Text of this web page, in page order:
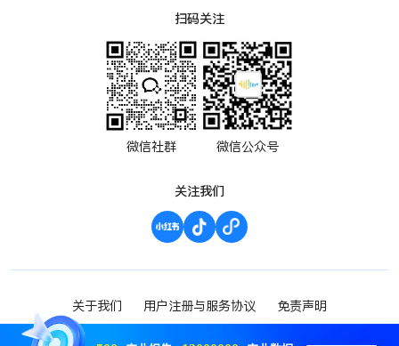
扫码关注
微信社群 微信公众号
关注我们
关于我们 用户注册与服务协议 免责声明